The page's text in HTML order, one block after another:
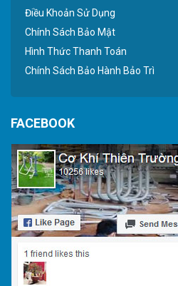
Điều Khoản Sử Dụng
Chính Sách Bảo Mật
Hình Thức Thanh Toán
Chính Sách Bảo Hành Bảo Trì
FACEBOOK